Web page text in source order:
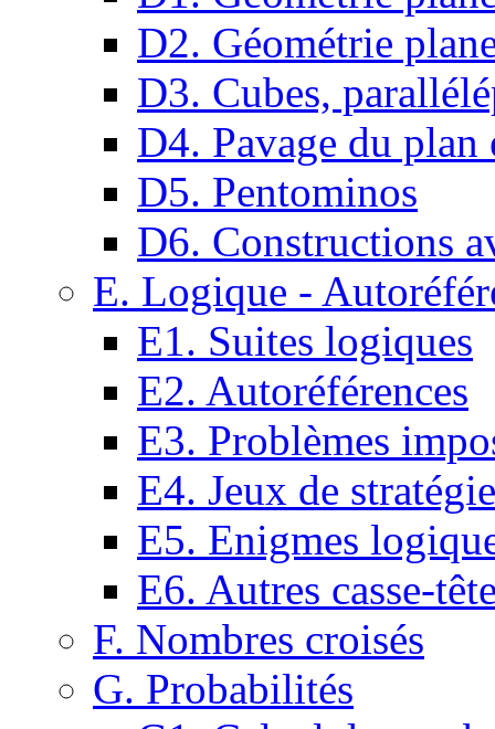
D2. Géométrie
D3. Cubes,
D4. Pavage du plan
D5. Pentominos
D6. Constructions
E. Logique -
E1. Suites logiques
E2. Autoréférences
E3. Problèmes
E4. Jeux de stratégie
E5. Enigmes
E6. Autres casse-
F. Nombres croisés
G. Probabilités